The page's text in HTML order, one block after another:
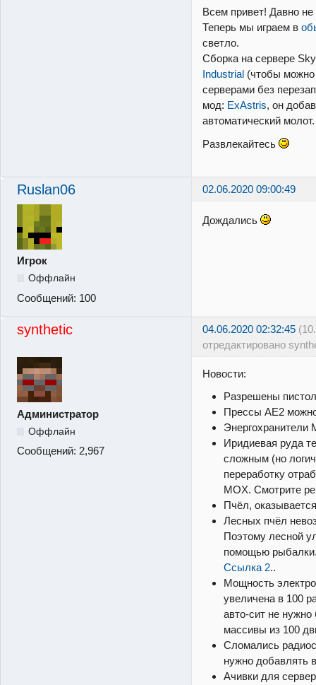
Всем привет! Давно
Теперь мы играем в
светло.
Сборка на сервере
Industrial (чтобы
серверами без
мод: ExAstris, он
автоматический молот.
Развлекайтесь
Ruslan06 02.06.2020 09:00:49
Игрок
Оффлайн
Сообщений: 100
Дождались
synthetic 04.06.2020 02:32:45
отредактировано
Администратор
Оффлайн
Сообщений: 2,967
Новости:
Разрешены
Прессы AE2
Иридиевая руда
сложным (но
переработку
MOX. Смотрите
Пчёл,
Лесных пчёл
Поэтому лесной
помощью
Ссылка 2..
Мощность
увеличена в 100
авто-сит не
массивы из 100
Сломались
нужно добавлять
Ачивки для